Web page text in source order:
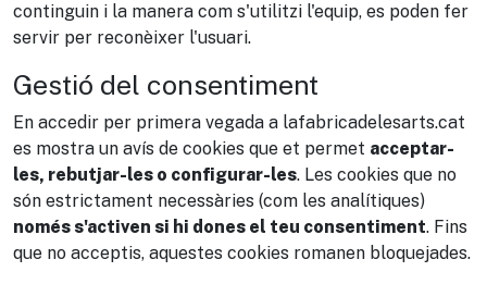
continguin i la manera com s'utilitzi l'equip, es poden fer
servir per reconèixer l'usuari.
Gestió del consentiment
En accedir per primera vegada a lafabricadelesarts.cat
es mostra un avís de cookies que et permet acceptar-
les, rebutjar-les o configurar-les. Les cookies que no
són estrictament necessàries (com les analítiques)
només s'activen si hi dones el teu consentiment. Fins
que no acceptis, aquestes cookies romanen bloquejades.